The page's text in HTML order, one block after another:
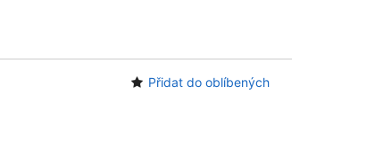
Přidat do oblíbených